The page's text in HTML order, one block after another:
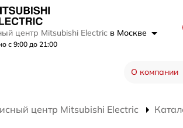
центр Mitsubishi Electric в Москве
с 9:00 до 21:00
О компании
центр Mitsubishi Electric